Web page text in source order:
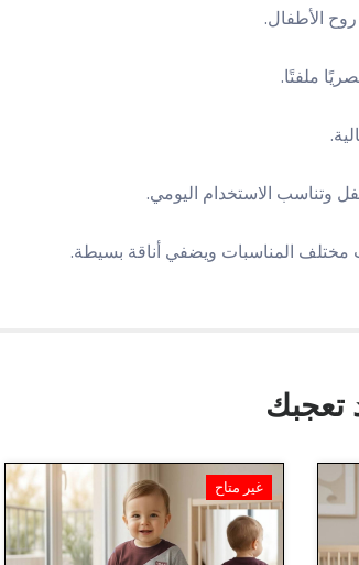
الأطفال.
ملفتًا.
وتناسب الاستخدام اليومي.
مختلف المناسبات ويضفي أناقة بسيطة.
تعجبك
غير متاح